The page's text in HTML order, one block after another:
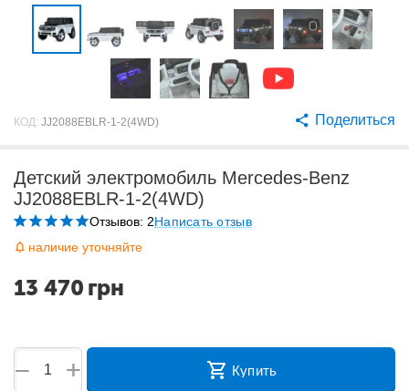
КОД: JJ2088EBLR-1-2(4WD) Поделиться
Детский электромобиль Mercedes-Benz
JJ2088EBLR-1-2(4WD)
Отзывов: 2Написать отзыв
наличие уточняйте
13 470 грн
+
− Купить